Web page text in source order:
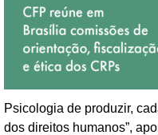
Psicologia de produzir,
dos direitos humanos”,